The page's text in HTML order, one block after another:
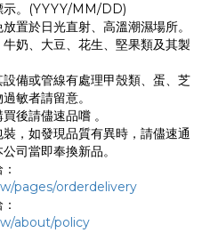
示。(YYYY/MM/DD)
置於日光直射、高溫潮濕場所。
奶、大豆、花生、堅果類及其製
備或管線有處理甲殼類、蛋、芝
敏者請留意。
後請儘速品嚐 。
，如發現品質有異時，請儘速通
司當即奉換新品。
pages/orderdelivery
about/policy